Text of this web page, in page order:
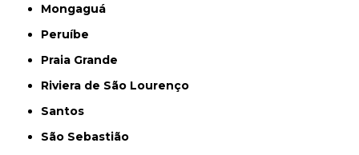
Mongaguá
Peruíbe
Praia Grande
Riviera de São Lourenço
Santos
São Sebastião